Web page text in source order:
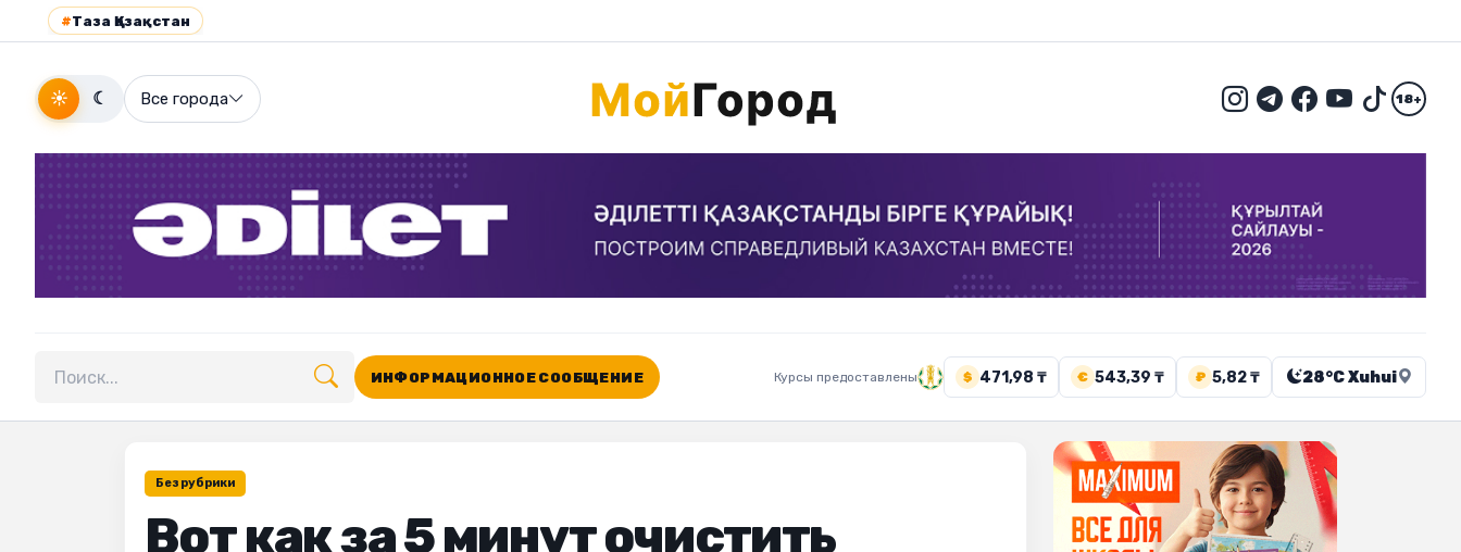
#Таза Қазақстан
☀ ☾ Все города 18+
Поиск по сайту
ИНФОРМАЦИОННОЕ СООБЩЕНИЕ Курсы предоставлены $ 471,98 ₸ € 543,39 ₸ ₽ 5,82 ₸ 28°C Xuhui
Без рубрики
Вот как за 5 минут очистить